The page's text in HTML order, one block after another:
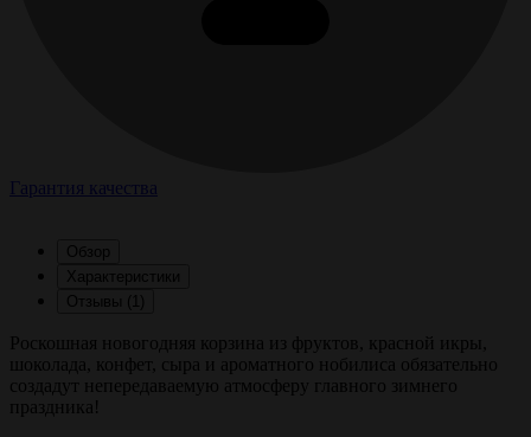
Гарантия качества
Обзор
Характеристики
Отзывы (1)
Роскошная новогодняя корзина из фруктов, красной икры,
шоколада, конфет, сыра и ароматного нобилиса обязательно
создадут непередаваемую атмосферу главного зимнего
праздника!